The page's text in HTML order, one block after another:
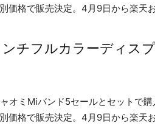
チフルカラーディス